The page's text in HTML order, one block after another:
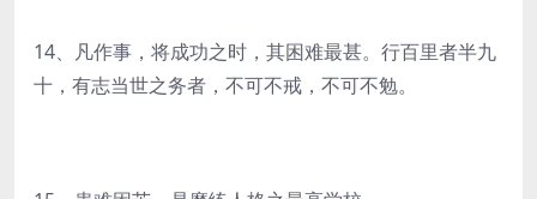
14、凡作事，将成功之时，其困难最甚。行百里者半九
十，有志当世之务者，不可不戒，不可不勉。